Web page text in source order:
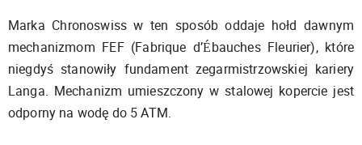
Marka Chronoswiss w ten sposób oddaje hołd dawnym
mechanizmom FEF (Fabrique d’Ébauches Fleurier), które
niegdyś stanowiły fundament zegarmistrzowskiej kariery
Langa. Mechanizm umieszczony w stalowej kopercie jest
odporny na wodę do 5 ATM.